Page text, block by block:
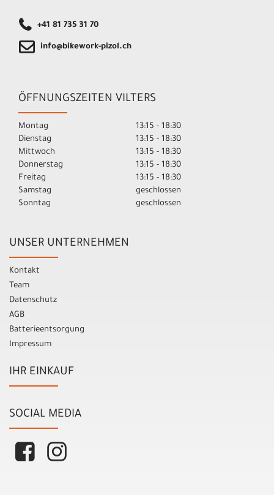
+41 81 735 31 70
info@bikework-pizol.ch
ÖFFNUNGSZEITEN VILTERS
Montag
13:15 - 18:30
Dienstag
13:15 - 18:30
Mittwoch
13:15 - 18:30
Donnerstag
13:15 - 18:30
Freitag
13:15 - 18:30
Samstag
geschlossen
Sonntag
geschlossen
UNSER UNTERNEHMEN
Kontakt
Team
Datenschutz
AGB
Batterieentsorgung
Impressum
IHR EINKAUF
SOCIAL MEDIA